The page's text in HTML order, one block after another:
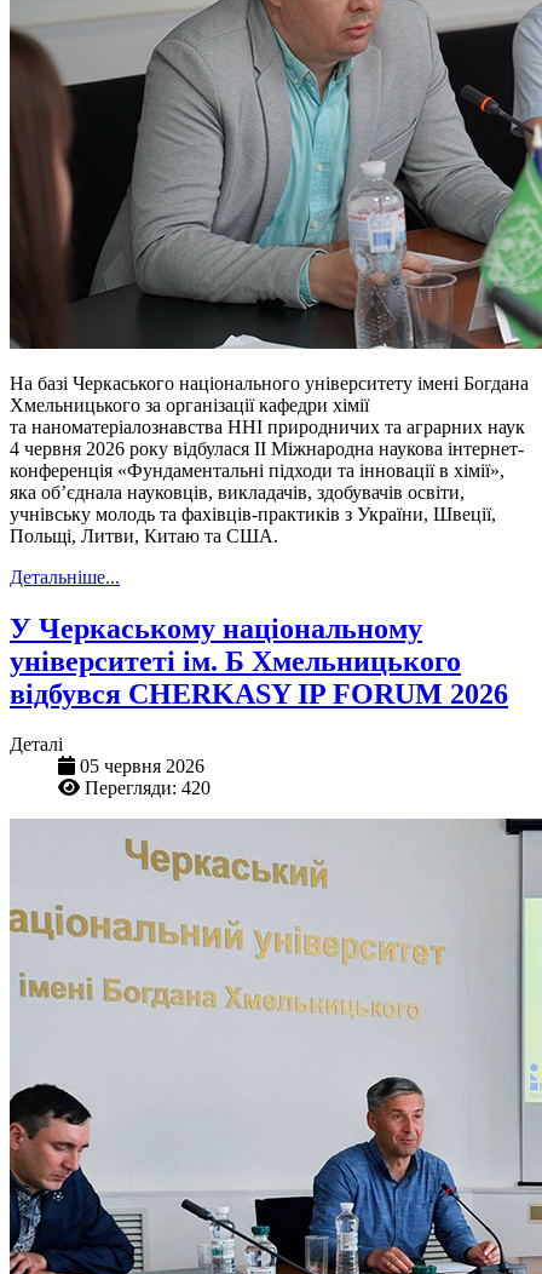
На базі Черкаського національного університету імені Богдана
Хмельницького за організації кафедри хімії
та наноматеріалознавства ННІ природничих та аграрних наук
4 червня 2026 року відбулася II Міжнародна наукова інтернет-
конференція «Фундаментальні підходи та інновації в хімії»,
яка об’єднала науковців, викладачів, здобувачів освіти,
учнівську молодь та фахівців-практиків з України, Швеції,
Польщі, Литви, Китаю та США.
Детальніше...
У Черкаському національному
університеті ім. Б Хмельницького
відбувся CHERKASY IP FORUM 2026
Деталі
05 червня 2026
Перегляди: 420